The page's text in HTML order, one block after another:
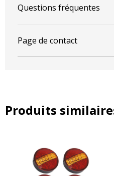
Questions fréquentes
Page de contact
Produits